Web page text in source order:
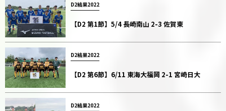
D2結果2022
【D2 第1節】5/4 長崎南山 2-3 佐賀東
D2結果2022
【D2 第6節】6/11 東海大福岡 2-1 宮崎日大
D2結果2022